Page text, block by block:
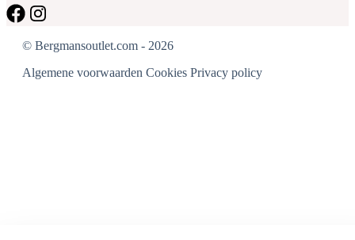
© Bergmansoutlet.com - 2026
Algemene voorwaarden Cookies Privacy policy